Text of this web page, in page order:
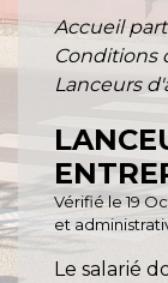
Accueil
Conditions
Lanceurs
Vérifié le 19
et
Le salarié